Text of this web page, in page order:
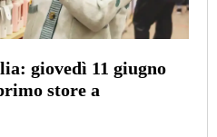
giovedì 11 giugno
store a